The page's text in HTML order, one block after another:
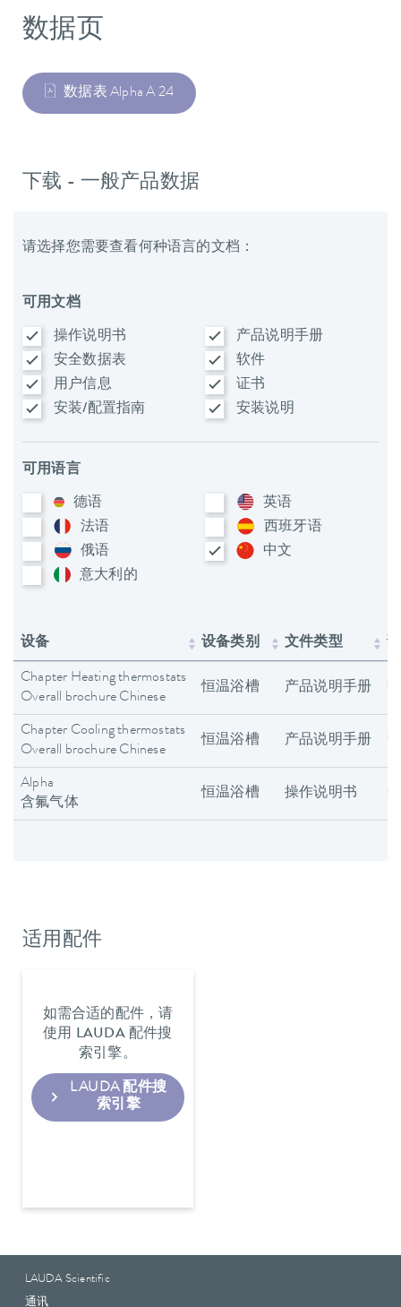
数据页
数据表 Alpha A 24
下载 - 一般产品数据
请选择您需要查看何种语言的文档：
可用文档
操作说明书
产品说明手册
安全数据表
软件
用户信息
证书
安装/配置指南
安装说明
可用语言
德语
英语
法语
西班牙语
俄语
中文
意大利​的
设备 设备类别 文件类型
Chapter Heating thermostats
Overall brochure Chinese
恒温浴槽 产品说明手册
Chapter Cooling thermostats
Overall brochure Chinese
恒温浴槽 产品说明手册
Alpha
含氟气体
恒温浴槽 操作说明书
适用配件
如需合适的配件，请
使用 LAUDA 配件搜
索引擎。
LAUDA 配件搜
索引擎
LAUDA Scientific
通讯